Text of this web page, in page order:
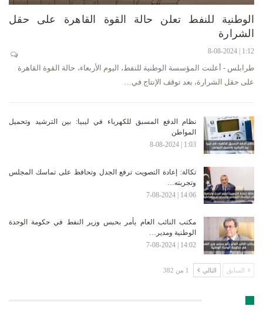
الوطنية للنفط تعلن حالة القوة القاهرة على حقل
الشرارة
1:12 | 8-08-2024
طرابلس - أعلنت المؤسسة الوطنية للنفط، اليوم الأربعاء، حالة القوة القاهرة
على حقل الشرارة، بعد توقف الإنتاج في…
نظام الدفع المسبق للكهرباء في ليبيا: بين الترشيد وتحميل
المواطن
1:03 | 8-08-2024
تكالة: إعادة التصويت ترفع الجدل وتحافظ على تماسك المجلس
وتجربته…
14:06 | 7-08-2024
مكتب النائب العام يأمر بحبس وزير النفط في حكومة الوحدة
الوطنية ومدير…
14:02 | 7-08-2024
السابق التالي 1 من 382